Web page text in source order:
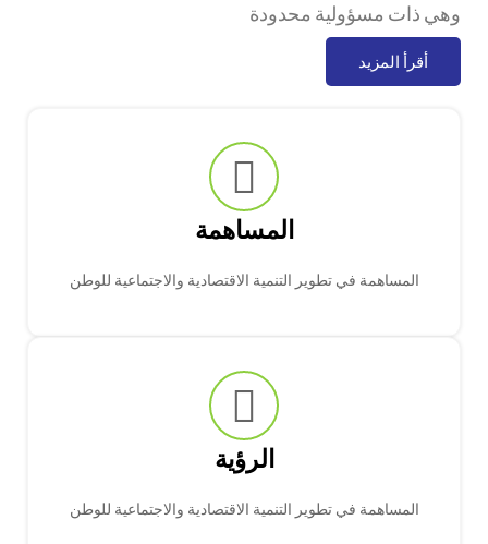
وهي ذات مسؤولية محدودة
أقرأ المزيد
المساهمة
المساهمة في تطوير التنمية الاقتصادية والاجتماعية للوطن
الرؤية
المساهمة في تطوير التنمية الاقتصادية والاجتماعية للوطن